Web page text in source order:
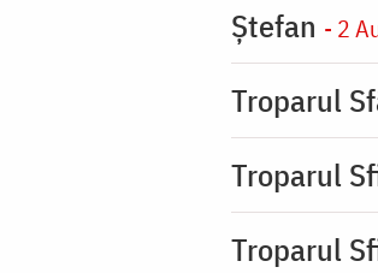
Ştefan - 2
Troparul
Troparul
Troparul